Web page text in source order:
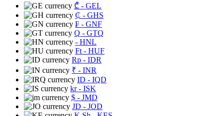
₾ - GEL
₵ - GHS
₣ - GNF
Q - GTQ
- HNL
Ft - HUF
Rp - IDR
₹ - INR
ID - IQD
kr- ISK
$ - JMD
JD - JOD